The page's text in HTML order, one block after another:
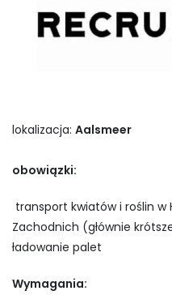
lokalizacja: Aalsmeer
obowiązki:
transport kwiatów i roślin w
Zachodnich (głównie
ładowanie palet
Wymagania: